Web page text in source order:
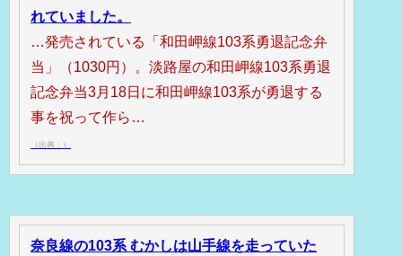
れていました。
…発売されている「和田岬線103系勇退記念弁
当」（1030円）。淡路屋の和田岬線103系勇退
記念弁当3月18日に和田岬線103系が勇退する
事を祝って作ら…
（出典：）
奈良線の103系 むかしは山手線を走っていた